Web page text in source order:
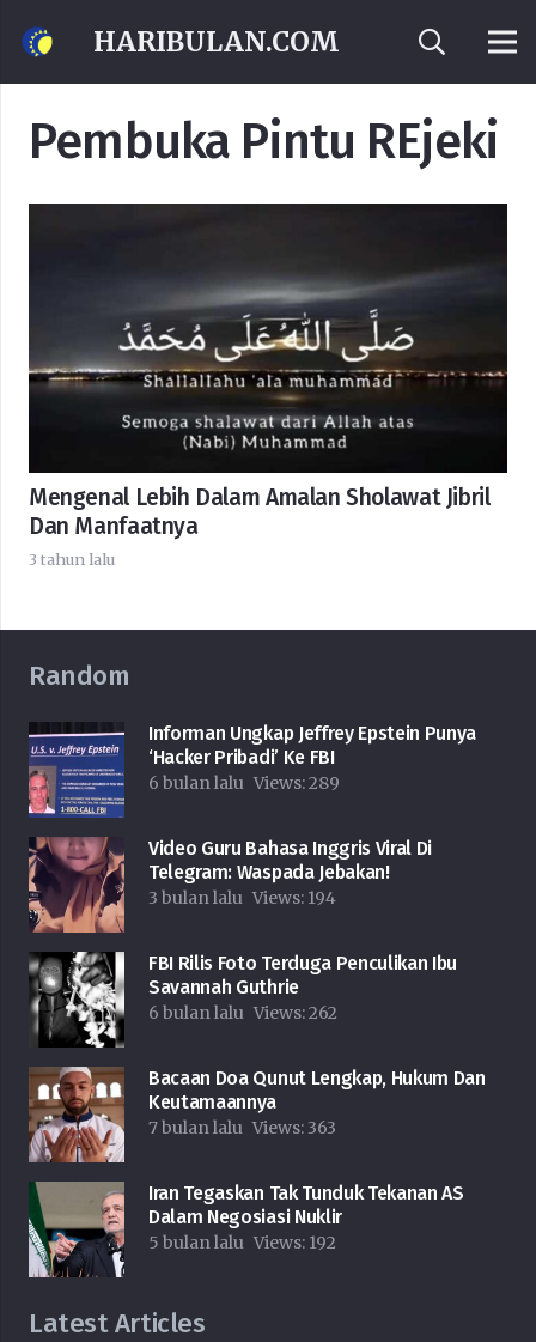
HARIBULAN.COM
Pembuka Pintu REjeki
Mengenal Lebih Dalam Amalan Sholawat Jibril
Dan Manfaatnya
3 tahun lalu
Random
Informan Ungkap Jeffrey Epstein Punya
‘Hacker Pribadi’ Ke FBI
6 bulan lalu Views:289
Video Guru Bahasa Inggris Viral Di
Telegram: Waspada Jebakan!
3 bulan lalu Views: 194
FBI Rilis Foto Terduga Penculikan Ibu
Savannah Guthrie
6 bulan lalu Views:262
Bacaan Doa Qunut Lengkap, Hukum Dan
Keutamaannya
7 bulan lalu Views: 363
Iran Tegaskan Tak Tunduk Tekanan AS
Dalam Negosiasi Nuklir
5 bulan lalu Views: 192
Latest Articles